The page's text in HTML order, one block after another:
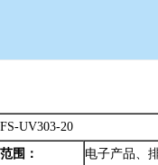
UV303-20
围：
电子产品、